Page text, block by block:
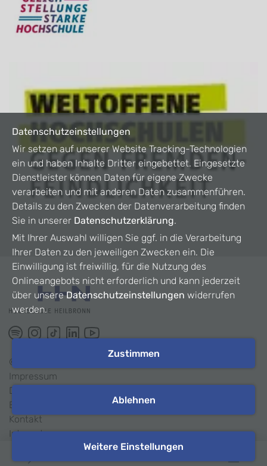
©
Impressum
Datenschutz
Barrierefreiheit
Kontakt
Intranet
Datenschutzeinstellungen
Wir setzen auf unserer Website Tracking-Technologien
ein und haben Inhalte Dritter eingebettet. Eingesetzte
Dienstleister können Daten für eigene Zwecke
verarbeiten und mit anderen Daten zusammenführen.
Details zu den Zwecken der Datenverarbeitung finden
Sie in unserer Datenschutzerklärung.
Mit Ihrer Auswahl willigen Sie ggf. in die Verarbeitung
Ihrer Daten zu den jeweiligen Zwecken ein. Die
Einwilligung ist freiwillig, für die Nutzung des
Onlineangebots nicht erforderlich und kann jederzeit
über unsereDatenschutzeinstellungen widerrufen
werden.
Zustimmen
Ablehnen
Weitere Einstellungen